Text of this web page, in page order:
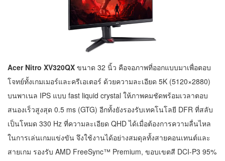
Acer Nitro XV320QX ขนาด 32 นิ้ว คือจอภาพที่ออกแบบมาเพื่อตอบ
โจทย์ทั้งเกมเมอร์และครีเอเตอร์ ด้วยความละเอียด 5K (5120×2880)
บนพาเนล IPS แบบ fast liquid crystal ให้ภาพคมชัดพร้อมเวลาตอบ
สนองเร็วสูงสุด 0.5 ms (GTG) อีกทั้งยังรองรับเทคโนโลยี DFR ที่สลับ
เป็นโหมด 330 Hz ที่ความละเอียด QHD ได้เมื่อต้องการความลื่นไหล
ในการเล่นเกมแข่งขัน จึงใช้งานได้อย่างสมดุลทั้งสายคอนเทนต์และ
สายเกม รองรับ AMD FreeSync™ Premium, ขอบเขตสี DCI-P3 95%